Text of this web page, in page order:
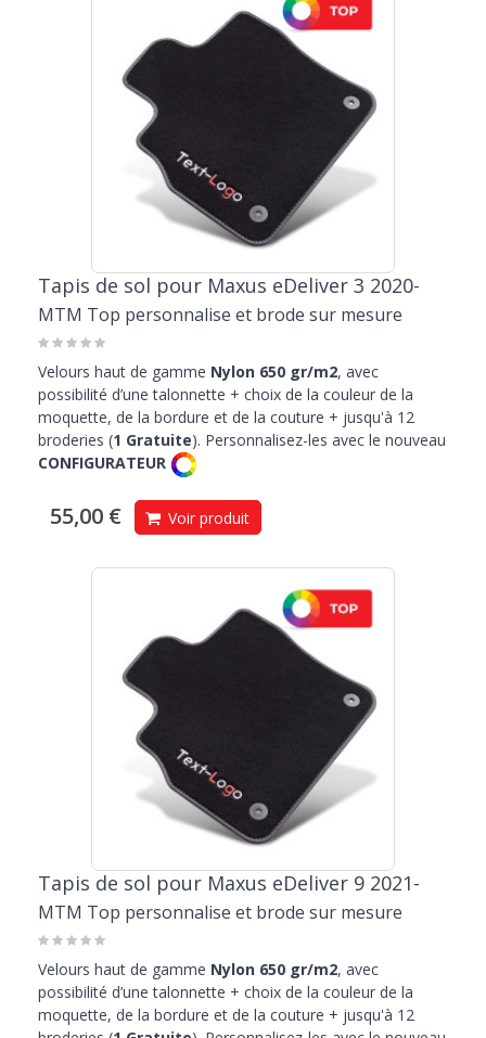
tapis de sol pour véhicules Maxus
sont conçus pour ceux qui
utilisent leur véhicule au quotidien, aussi bien pour le travail que pour la
famille, sans compromis sur la qualité et le design. MTM Shop propose
des solutions sur mesure pour chaque besoin de conduite et d’utilisation.
Complétez la protection avec les
bacs de coffre Maxus
bords relevés, ils retiennent les liquides, la boue et la saleté, gardant le
compartiment de chargement toujours propre et protégé. Le
protection de coffre Maxus
est l’accessoire idéal pour ceux qui
voyagent beaucoup, utilisent leur véhicule pour le travail ou souhaitent
préserver leur coffre dans le temps.
Tapis de sol pour Maxus eDeliver 3 2020-
MTM Top personnalise et brode sur mesure
Velours haut de gamme Nylon 650 gr/m2, avec
possibilité d’une talonnette + choix de la couleur de la
moquette, de la bordure et de la couture + jusqu'à 12
broderies (1 Gratuite). Personnalisez-les avec le nouveau
CONFIGURATEUR
55,00 € Voir produit
Tapis de sol pour Maxus eDeliver 9 2021-
MTM Top personnalise et brode sur mesure
Velours haut de gamme Nylon 650 gr/m2, avec
possibilité d’une talonnette + choix de la couleur de la
moquette, de la bordure et de la couture + jusqu'à 12